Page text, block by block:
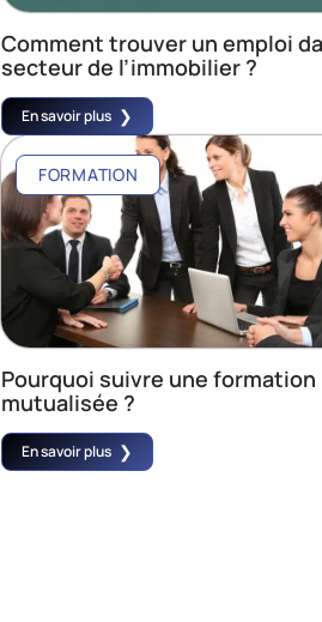
Comment trouver un emploi
secteur de l’immobilier ?
En savoir plus
FORMATION
Pourquoi suivre une formation
mutualisée ?
En savoir plus